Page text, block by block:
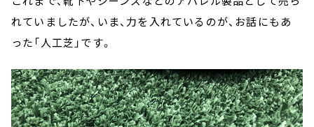
れていましたが、いま、力を入れているのが、お話にもあ
った「人工芝」です。